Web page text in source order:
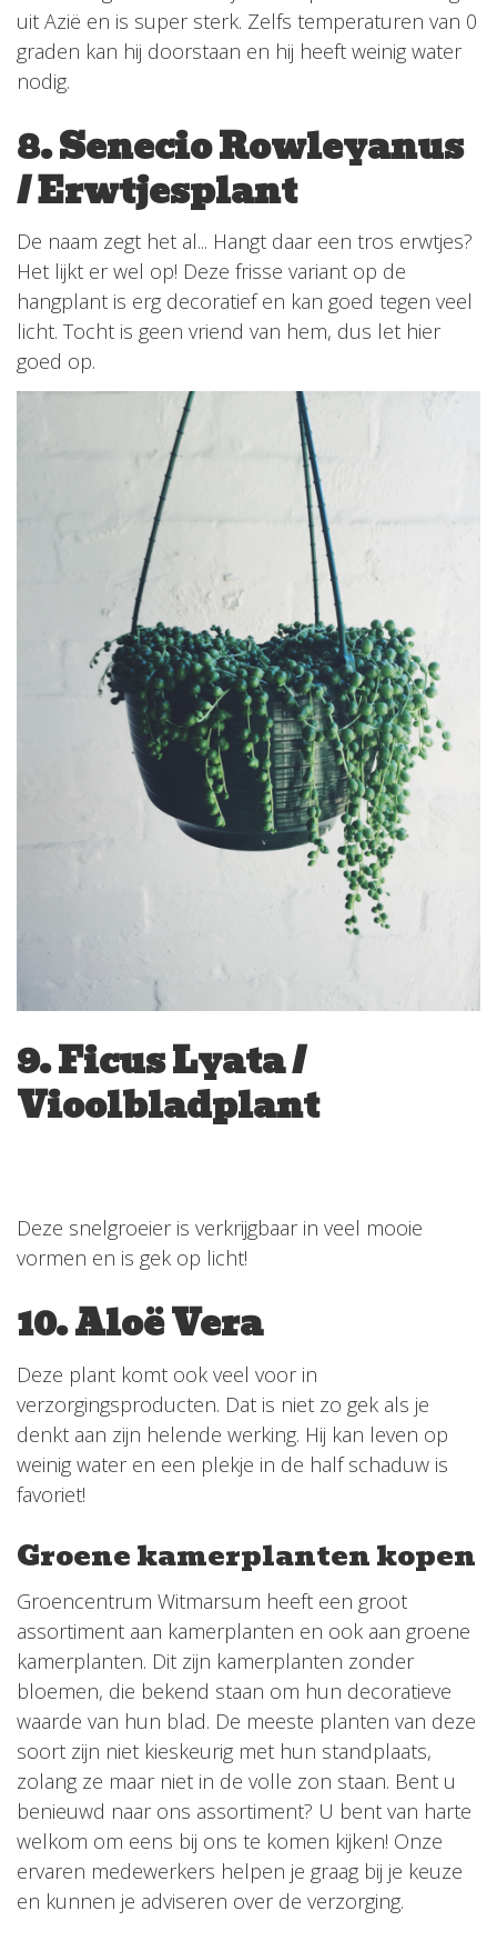
uit Azië en is super sterk. Zelfs temperaturen van 0
graden kan hij doorstaan en hij heeft weinig water
nodig.
8. Senecio Rowleyanus
/ Erwtjesplant
De naam zegt het al... Hangt daar een tros erwtjes?
Het lijkt er wel op! Deze frisse variant op de
hangplant is erg decoratief en kan goed tegen veel
licht. Tocht is geen vriend van hem, dus let hier
goed op.
9. Ficus Lyata /
Vioolbladplant
Deze snelgroeier is verkrijgbaar in veel mooie
vormen en is gek op licht!
10. Aloë Vera
Deze plant komt ook veel voor in
verzorgingsproducten. Dat is niet zo gek als je
denkt aan zijn helende werking. Hij kan leven op
weinig water en een plekje in de half schaduw is
favoriet!
Groene kamerplanten kopen
Groencentrum Witmarsum heeft een groot
assortiment aan kamerplanten en ook aan groene
kamerplanten. Dit zijn kamerplanten zonder
bloemen, die bekend staan om hun decoratieve
waarde van hun blad. De meeste planten van deze
soort zijn niet kieskeurig met hun standplaats,
zolang ze maar niet in de volle zon staan. Bent u
benieuwd naar ons assortiment? U bent van harte
welkom om eens bij ons te komen kijken! Onze
ervaren medewerkers helpen je graag bij je keuze
en kunnen je adviseren over de verzorging.